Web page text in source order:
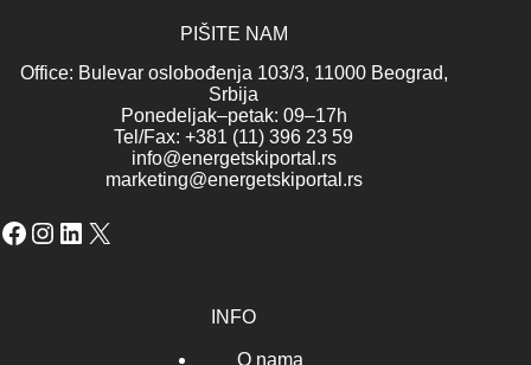
PIŠITE NAM
Office: Bulevar oslobođenja 103/3, 11000 Beograd,
Srbija
Ponedeljak–petak: 09–17h
Tel/Fax: +381 (11) 396 23 59
info@energetskiportal.rs
marketing@energetskiportal.rs
Facebook
Instagram
LinkedIn
X
INFO
O nama